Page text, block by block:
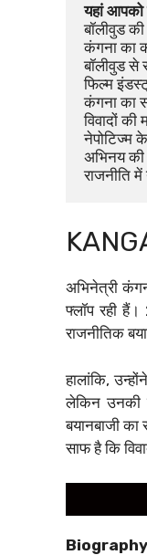
यहां आपको
बॉलीवुड
कंगना का
बॉलीवुड से
फिल्म
कंगना का
विवादों की
नेपोटिज्म
अभिनय की
राजनीति
अभिनेत्री
फ्लॉप रही
राजनीतिक
हालांकि,
लेकिन उनकी
बयानबाजी का
साफ है कि